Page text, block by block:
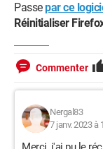
Passepar ce
Réinitialiser
Commenter
Nergal83
7 janv. 2023 à